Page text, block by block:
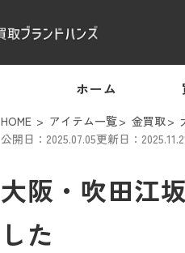
ホーム
HOME アイテム一覧 金買取
公開日：2025.07.05更新日：
大阪・吹田江
した